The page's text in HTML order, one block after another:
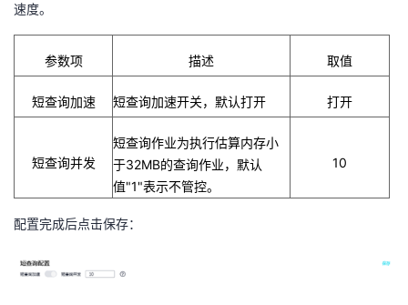
速度。
参数项 描述 取值
短查询加速 短查询加速开关，默认打开 打开
短查询并发
短查询作业为执行估算内存小
于32MB的查询作业，默认
值"1"表示不管控。
10
配置完成后点击保存：